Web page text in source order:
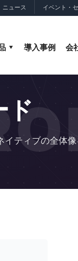
ニュース イベント・
導入事例 会
ド
ティブの全体像